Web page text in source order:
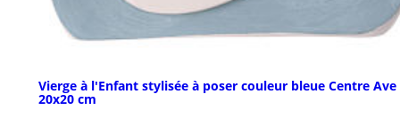
Vierge à l'Enfant stylisée à poser couleur bleue Centre Ave
20x20 cm